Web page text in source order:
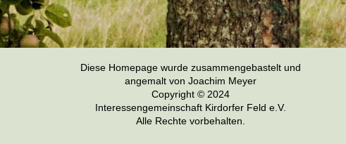
Diese Homepage wurde zusammengebastelt und
angemalt von Joachim Meyer
Copyright © 2024
Interessengemeinschaft Kirdorfer Feld e.V.
Alle Rechte vorbehalten.